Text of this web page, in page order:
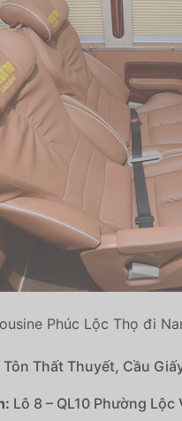
Phúc Lộc Thọ đi
Tôn Thất Thuyết, Cầu
Lô 8 – QL10 Phường